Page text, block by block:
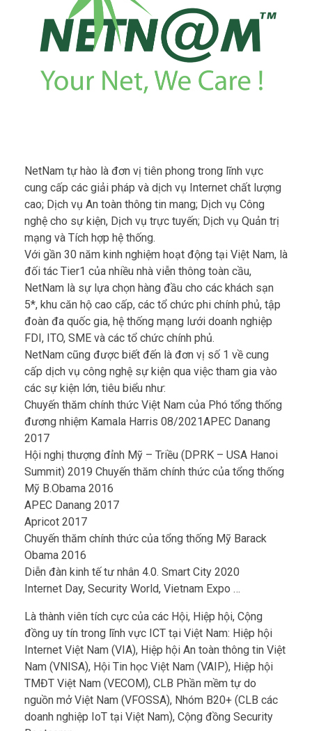
NetNam tự hào là đơn vị tiên phong trong lĩnh vực
cung cấp các giải pháp và dịch vụ Internet chất lượng
cao; Dịch vụ An toàn thông tin mang; Dịch vụ Công
nghệ cho sự kiện, Dịch vụ trực tuyến; Dịch vụ Quản trị
mạng và Tích hợp hệ thống.
Với gần 30 năm kinh nghiệm hoạt động tại Việt Nam, là
đối tác Tier1 của nhiều nhà viễn thông toàn cầu,
NetNam là sự lựa chọn hàng đầu cho các khách sạn
5*, khu căn hộ cao cấp, các tổ chức phi chính phủ, tập
đoàn đa quốc gia, hệ thống mạng lưới doanh nghiệp
FDI, ITO, SME và các tổ chức chính phủ.
NetNam cũng được biết đến là đơn vị số 1 về cung
cấp dịch vụ công nghệ sự kiện qua việc tham gia vào
các sự kiện lớn, tiêu biểu như:
Chuyến thăm chính thức Việt Nam của Phó tổng thống
đương nhiệm Kamala Harris 08/2021APEC Danang
2017
Hội nghị thượng đỉnh Mỹ – Triều (DPRK – USA Hanoi
Summit) 2019 Chuyến thăm chính thức của tổng thống
Mỹ B.Obama 2016
APEC Danang 2017
Apricot 2017
Chuyến thăm chính thức của tổng thống Mỹ Barack
Obama 2016
Diễn đàn kinh tế tư nhân 4.0. Smart City 2020
Internet Day, Security World, Vietnam Expo …
Là thành viên tích cực của các Hội, Hiệp hội, Cộng
đồng uy tín trong lĩnh vực ICT tại Việt Nam: Hiệp hội
Internet Việt Nam (VIA), Hiệp hội An toàn thông tin Việt
Nam (VNISA), Hội Tin học Việt Nam (VAIP), Hiệp hội
TMĐT Việt Nam (VECOM), CLB Phần mềm tự do
nguồn mở Việt Nam (VFOSSA), Nhóm B20+ (CLB các
doanh nghiệp IoT tại Việt Nam), Cộng đồng Security